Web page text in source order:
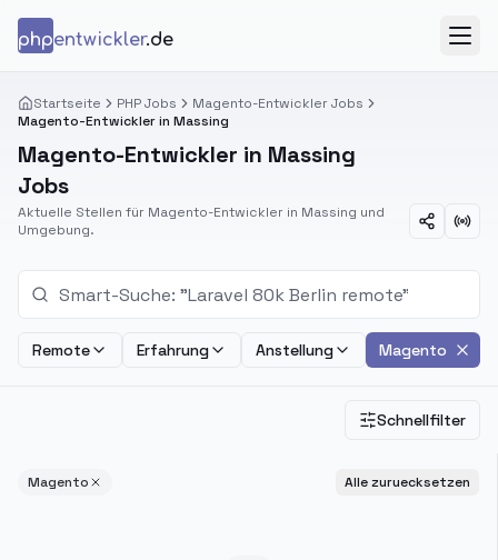
phpentwickler.de
Startseite PHP Jobs
Magento-Entwickler Jobs
Magento-Entwickler in Massing
Magento-Entwickler in Massing
Jobs
Aktuelle Stellen für Magento-Entwickler in Massing und
Umgebung.
Remote Erfahrung Anstellung Magento
Schnellfilter
Magento Alle zuruecksetzen